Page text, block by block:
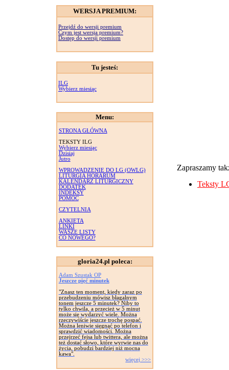
WERSJA PREMIUM:
Przejdź do wersji premium
Czym jest wersja premium?
Dostęp do wersji premium
Tu jesteś:
ILG
Wybierz miesiąc
Menu:
STRONA GŁÓWNA
TEKSTY ILG
Wybierz miesiąc
Dzisiaj
Jutro
WPROWADZENIE DO LG (OWLG)
LITURGIA HORARUM
KALENDARZ LITURGICZNY
DODATEK
INDEKSY
POMOC
CZYTELNIA
ANKIETA
LINKI
WASZE LISTY
CO NOWEGO?
gloria24.pl poleca:
Adam Szustak OP
Jeszcze pięć minutek
"Znasz ten moment, kiedy zaraz po
przebudzeniu mówisz błagalnym
tonem jeszcze 5 minutek? Niby to
tylko chwila, a przecież w 5 minut
może się wydarzyć wiele. Można
rzeczywiście jeszcze trochę pospać.
Można leniwie sięgnąć po telefon i
sprawdzić wiadomości. Można
przejrzeć fejsa lub twittera, ale można
też dostać słowo, które wyrwie nas do
życia, pobudzi bardziej niż mocna
kawa".
więcej >>>
Zapraszamy
Teksty